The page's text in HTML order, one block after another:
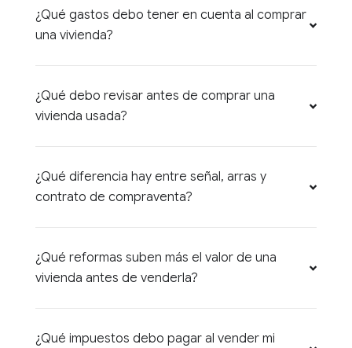
¿Qué gastos debo tener en cuenta al comprar
una vivienda?
¿Qué debo revisar antes de comprar una
vivienda usada?
¿Qué diferencia hay entre señal, arras y
contrato de compraventa?
¿Qué reformas suben más el valor de una
vivienda antes de venderla?
¿Qué impuestos debo pagar al vender mi